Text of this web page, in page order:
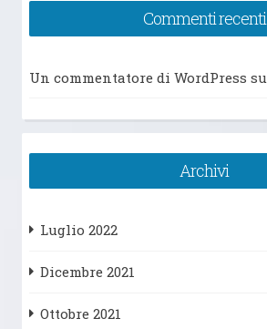
Commenti recenti
Un commentatore di WordPress su
Archivi
Luglio 2022
Dicembre 2021
Ottobre 2021